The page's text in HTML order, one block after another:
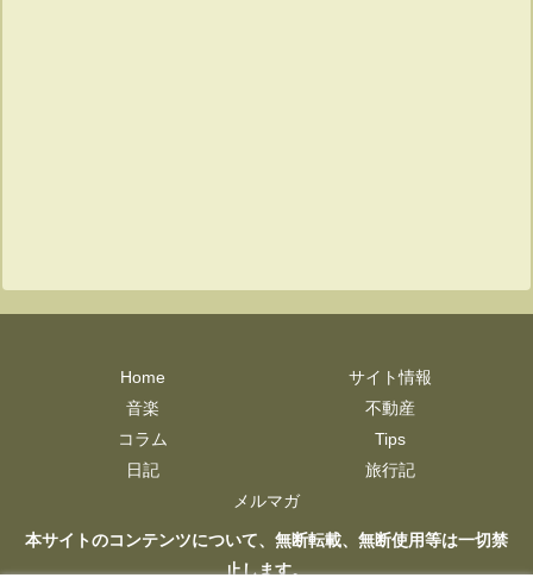
Home
サイト情報
音楽
不動産
コラム
Tips
日記
旅行記
メルマガ
本サイトのコンテンツについて、無断転載、無断使用等は一切禁
止します。